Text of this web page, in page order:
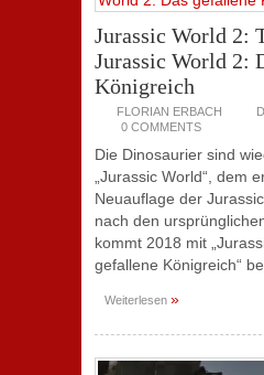
Jurassic World 2:
Jurassic World 2:
Königreich
FLORIAN ERBACH
0 COMMENTS
Die Dinosaurier sind
„Jurassic World“, dem
Neuauflage der
nach den
kommt 2018 mit
gefallene Königreich“
Weiterlesen »